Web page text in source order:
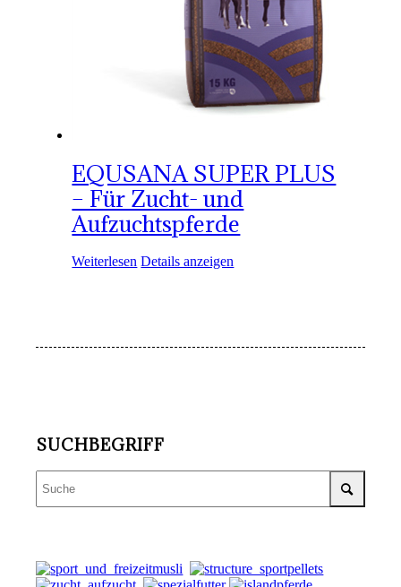
EQUSANA SUPER PLUS
– Für Zucht- und
Aufzuchtspferde
Weiterlesen Details anzeigen
SUCHBEGRIFF